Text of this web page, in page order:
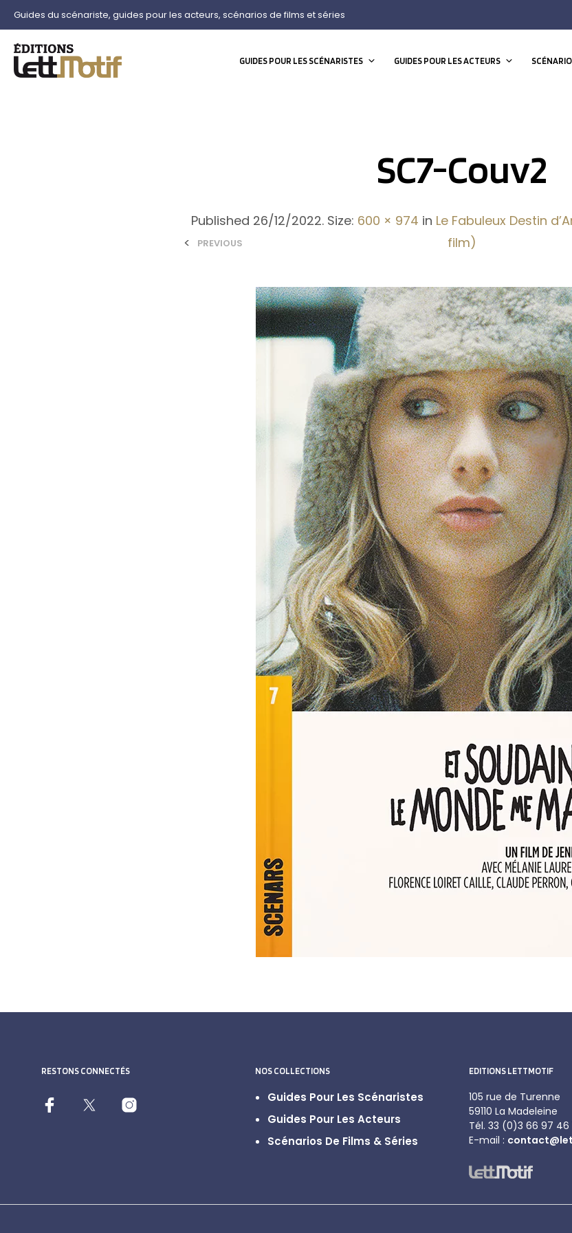
Guides du scénariste, guides pour les acteurs, scénarios de films et séries
GUIDES POUR LES SCÉNARISTES GUIDES POUR LES ACTEURS
SC7-Couv2
Published 26/12/2022. Size: 600 × 974 in Le Fabuleux Destin
film)
< PREVIOUS
RESTONS CONNECTÉS NOS COLLECTIONS
Guides Pour Les Scénaristes
Guides Pour Les Acteurs
Scénarios De Films & Séries
EDITIONS LETTMOTIF
105 rue de Turenne
59110 La Madeleine
Tél. 33 (0)3 66 97 46
E-mail :